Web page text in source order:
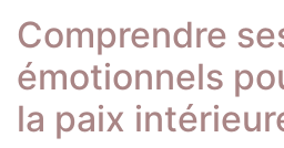
Comprendre
émotionnels
la paix